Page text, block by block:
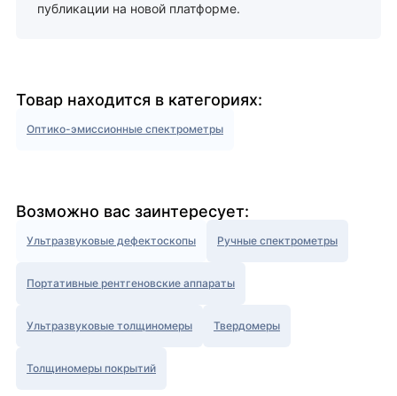
публикации на новой платформе.
Товар находится в категориях:
Оптико-эмиссионные спектрометры
Возможно вас заинтересует:
Ультразвуковые дефектоскопы Ручные спектрометры
Портативные рентгеновские аппараты
Ультразвуковые толщиномеры Твердомеры
Толщиномеры покрытий